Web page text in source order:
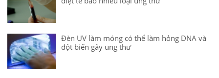
Đèn UV làm móng có thể làm hỏng DNA và
đột biến gây ung thư